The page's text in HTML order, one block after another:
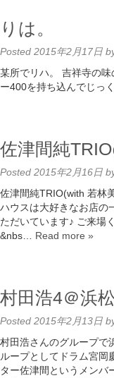
りは。
Posted 2015年2月17日
某所でリハ。 吉祥寺の
ー400を持ち込んでじっ
佐津間純
Posted 2015年2月16日
佐津間純TRIO(with 若林
ハウスは大好きなお店の
ただいています♪ ご来場
&nbs… Read more »
村田浩4＠浜
Posted 2015年2月13日
村田浩さんのグループで
ループとしてドラム宮岡
ター佐津間というメンバ